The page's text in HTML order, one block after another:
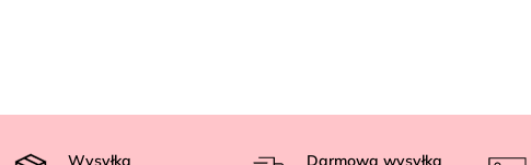
Wysyłka
Darmowa wysyłka